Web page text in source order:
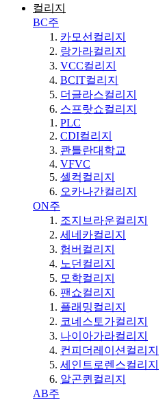
컬리지
BC주
카모선컬리지
랑가라컬리지
VCC컬리지
BCIT컬리지
더글라스컬리지
스프랏쇼컬리지
PLC
CDI컬리지
콴틀란대학교
VFVC
셀컥컬리지
오카나간컬리지
ON주
조지브라운컬리지
세네카컬리지
험버컬리지
노던컬리지
모학컬리지
팬쇼컬리지
플래밍컬리지
코네스토가컬리지
나이아가라컬리지
컨피더레이션컬리지
세인트로렌스컬리지
알곤퀸컬리지
AB주